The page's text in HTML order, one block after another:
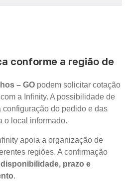
conforme a região de
– GO podem solicitar cotação
com a Infinity. A possibilidade de
do pedido e das
o local informado.
apoia a organização de
regiões. A confirmação
prazo e
.